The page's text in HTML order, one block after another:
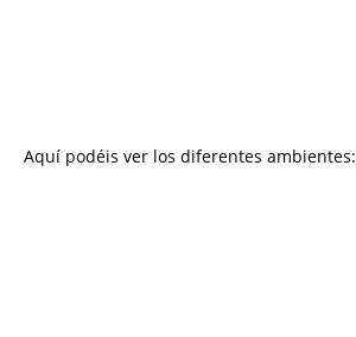
Aquí podéis ver los diferentes ambientes: